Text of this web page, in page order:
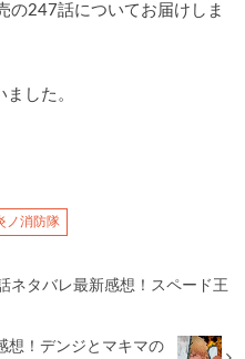
の247話についてお届けしま
した。
ノ消防隊
ネタバレ最新感想！スペード王
想！デンジとマキマの